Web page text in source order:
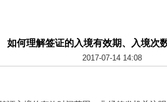
如何理解签证的入境有效期、入境次
2017-07-14 14:08